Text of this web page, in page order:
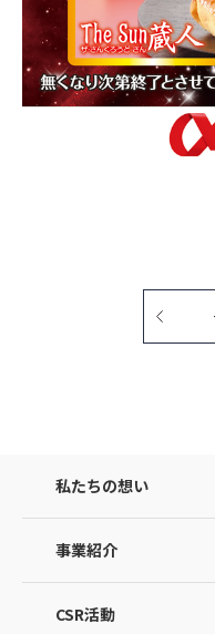
私たちの想い
事業紹介
CSR活動